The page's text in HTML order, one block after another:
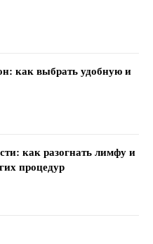
как выбрать удобную и
как разогнать лимфу и
процедур